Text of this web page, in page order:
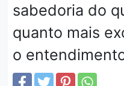
sabedoria do
quanto mais
o